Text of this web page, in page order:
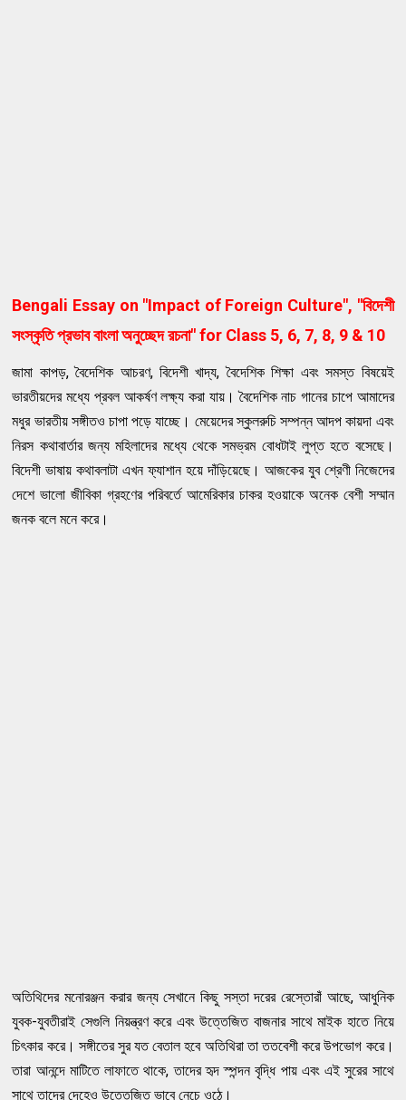
Bengali Essay on "Impact of Foreign Culture", "বিদেশী
সংস্কৃতি প্রভাব বাংলা অনুচ্ছেদ রচনা" for Class 5, 6, 7, 8, 9 & 10
জামা কাপড়, বৈদেশিক আচরণ, বিদেশী খাদ্য, বৈদেশিক শিক্ষা এবং সমস্ত বিষয়েই
ভারতীয়দের মধ্যে প্রবল আকর্ষণ লক্ষ্য করা যায়। বৈদেশিক নাচ গানের চাপে আমাদের
মধুর ভারতীয় সঙ্গীতও চাপা পড়ে যাচ্ছে। মেয়েদের স্কুলরুচি সম্পন্ন আদপ কায়দা এবং
নিরস কথাবার্তার জন্য মহিলাদের মধ্যে থেকে সমভ্রম বােধটাই লুপ্ত হতে বসেছে।
বিদেশী ভাষায় কথাবলাটা এখন ফ্যাশান হয়ে দাঁড়িয়েছে। আজকের যুব শ্রেণী নিজেদের
দেশে ভালাে জীবিকা গ্রহণের পরিবর্তে আমেরিকার চাকর হওয়াকে অনেক বেশী সম্মান
জনক বলে মনে করে।
অতিথিদের মনােরঞ্জন করার জন্য সেখানে কিছু সস্তা দরের রেস্তোরাঁ আছে, আধুনিক
যুবক-যুবতীরাই সেগুলি নিয়ন্ত্রণ করে এবং উত্তেজিত বাজনার সাথে মাইক হাতে নিয়ে
চিৎকার করে। সঙ্গীতের সুর যত বেতাল হবে অতিথিরা তা ততবেশী করে উপভােগ করে।
তারা আনন্দে মাটিতে লাফাতে থাকে, তাদের হৃদ স্পন্দন বৃদ্ধি পায় এবং এই সুরের সাথে
সাথে তাদের দেহেও উত্তেজিত ভাবে নেচে ওঠে।